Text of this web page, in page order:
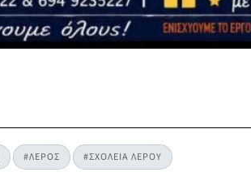
#ΛΕΡΟΣ #ΣΧΟΛΕΙΑ ΛΕΡΟΥ